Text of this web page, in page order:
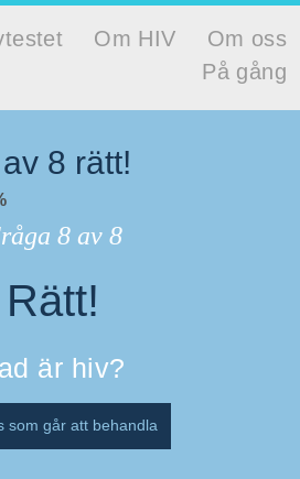
Om HIV
Om oss
På gång
av 8 rätt!
8av 8
Rätt!
är hiv?
som går att behandla